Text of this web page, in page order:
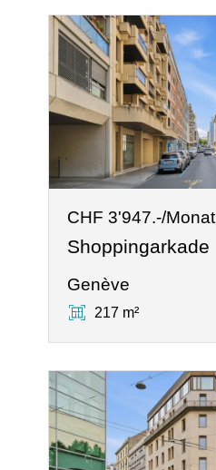
CHF 3'947.-/Monat
Shoppingarkade
Genève
217 m²